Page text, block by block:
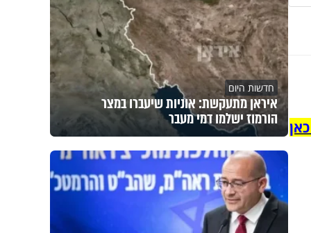
חדשות היום
איראן מתעקשת: אוניות שיעברו במצר
הורמוז ישלמו דמי מעבר